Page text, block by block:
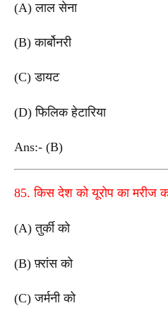
(A) लाल सेना
(B) कार्बोनरी
(C) डायट
(D) फिलिक हेटारिया
Ans:- (B)
85. किस देश को यूरोप का मरीज
(A) तुर्की को
(B) फ़्रांस को
(C) जर्मनी को